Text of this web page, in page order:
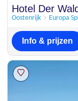
Hotel Der
Oostenrijk Europa
Info & prijzen